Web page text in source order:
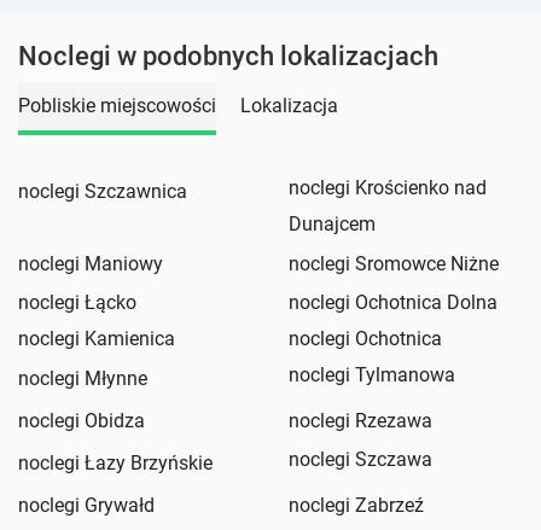
Noclegi w podobnych lokalizacjach
Pobliskie miejscowości Lokalizacja
noclegi Szczawnica
noclegi Krościenko nad
Dunajcem
noclegi Maniowy
noclegi Sromowce Niżne
noclegi Łącko
noclegi Ochotnica Dolna
noclegi Kamienica
noclegi Ochotnica
noclegi Młynne
noclegi Tylmanowa
noclegi Obidza
noclegi Rzezawa
noclegi Łazy Brzyńskie
noclegi Szczawa
noclegi Grywałd
noclegi Zabrzeź